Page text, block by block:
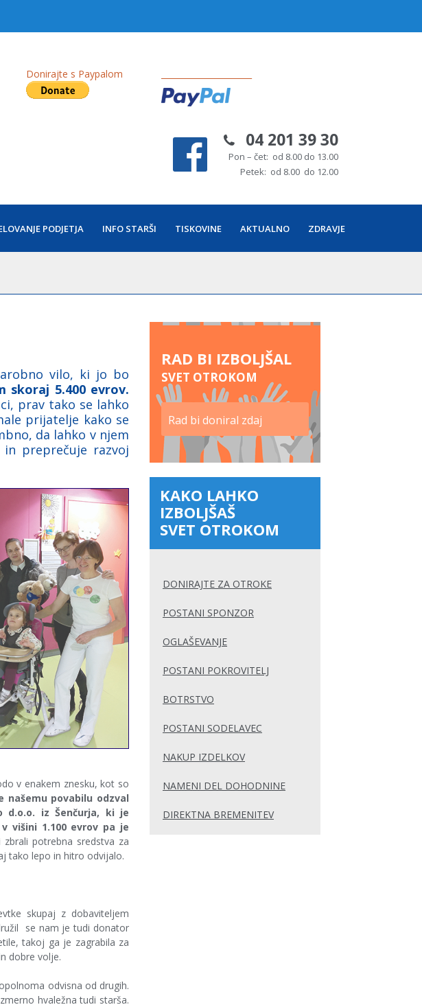
Donirajte s Paypalom
04 201 39 30
Pon – čet: od 8.00 do 13.00
Petek: od 8.00 do 12.00
PODJETJA INFO STARŠI TISKOVINE AKTUALNO ZDRAVJE
vilo, ki jo bo
skoraj 5.400 evrov.
prav tako se lahko
prijatelje kako se
da lahko v njem
preprečuje razvoj
v enakem znesku, kot so
našemu povabilu odzval
d.o.o. iz Šenčurja, ki je
višini 1.100 evrov pa je
potrebna sredstva za
tako lepo in hitro odvijalo.
skupaj z dobaviteljem
se nam je tudi donator
takoj ga je zagrabila za
dobre volje.
odvisna od drugih.
hvaležna tudi starša.
RAD BI IZBOLJŠAL
SVET OTROKOM
Rad bi doniral zdaj
KAKO LAHKO
IZBOLJŠAŠ
SVET OTROKOM
DONIRAJTE ZA OTROKE
POSTANI SPONZOR
OGLAŠEVANJE
POSTANI POKROVITELJ
BOTRSTVO
POSTANI SODELAVEC
NAKUP IZDELKOV
NAMENI DEL DOHODNINE
DIREKTNA BREMENITEV